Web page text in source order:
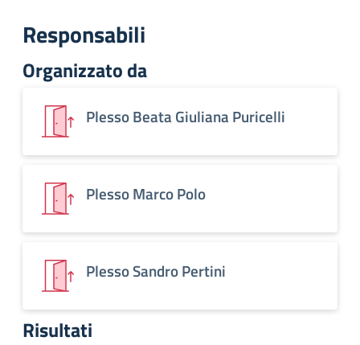
Responsabili
Organizzato da
Plesso Beata Giuliana Puricelli
Plesso Marco Polo
Plesso Sandro Pertini
Risultati